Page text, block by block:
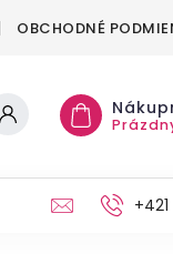
OBCHODNÉ
PÁRTY